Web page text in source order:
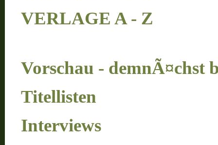
VERLAGE A - Z
Vorschau - demnÃ¤chst
Titellisten
Interviews